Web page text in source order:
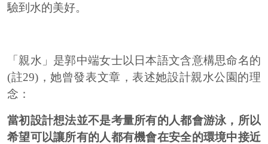
驗到水的美好。
「親水」是郭中端女士以日本語文含意構思命名的
(註29)，她曾發表文章，表述她設計親水公園的理
念：
當初設計想法並不是考量所有的人都會游泳，所以
希望可以讓所有的人都有機會在安全的環境中接近